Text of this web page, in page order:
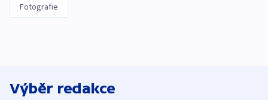
Fotografie
Výběr redakce